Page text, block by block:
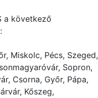
a következő
Miskolc, Pécs, Szeged,
Sopron,
Csorna, Győr, Pápa,
Kőszeg,